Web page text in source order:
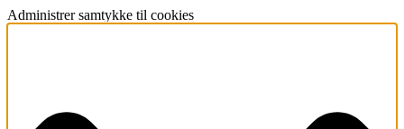
Administrer samtykke til cookies